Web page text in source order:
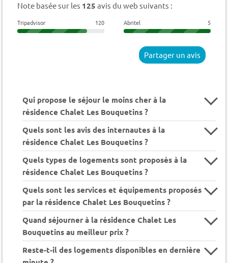
Note basée sur les 125 avis du web suivants :
Tripadvisor 120 Abritel 5
Partager un avis
Qui propose le séjour le moins cher à la
résidence Chalet Les Bouquetins ?
Quels sont les avis des internautes à la
résidence Chalet Les Bouquetins ?
Quels types de logements sont proposés à la
résidence Chalet Les Bouquetins ?
Quels sont les services et équipements proposés
par la résidence Chalet Les Bouquetins ?
Quand séjourner à la résidence Chalet Les
Bouquetins au meilleur prix ?
Reste-t-il des logements disponibles en dernière